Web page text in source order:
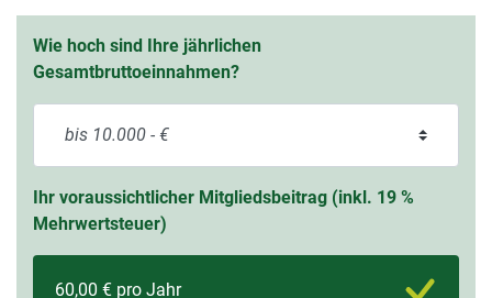
Wie hoch sind Ihre jährlichen
Gesamtbruttoeinnahmen?
Ihr voraussichtlicher Mitgliedsbeitrag (inkl. 19 %
Mehrwertsteuer)
60,00 € pro Jahr